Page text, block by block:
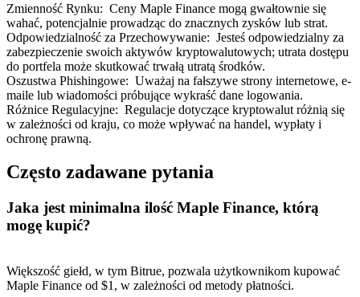
Zmienność Rynku: Ceny Maple Finance mogą gwałtownie się
wahać, potencjalnie prowadząc do znacznych zysków lub strat.
Odpowiedzialność za Przechowywanie: Jesteś odpowiedzialny za
zabezpieczenie swoich aktywów kryptowalutowych; utrata dostępu
do portfela może skutkować trwałą utratą środków.
Oszustwa Phishingowe: Uważaj na fałszywe strony internetowe, e-
maile lub wiadomości próbujące wykraść dane logowania.
Różnice Regulacyjne: Regulacje dotyczące kryptowalut różnią się
w zależności od kraju, co może wpływać na handel, wypłaty i
ochronę prawną.
Często zadawane pytania
Jaka jest minimalna ilość Maple Finance, którą
mogę kupić?
Większość giełd, w tym Bitrue, pozwala użytkownikom kupować
Maple Finance od $1, w zależności od metody płatności.